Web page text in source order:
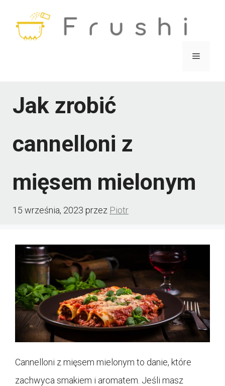
Menu
Jak zrobić
cannelloni z
mięsem mielonym
15 września, 2023 przez Piotr
Cannelloni z mięsem mielonym to danie, które
zachwyca smakiem i aromatem. Jeśli masz